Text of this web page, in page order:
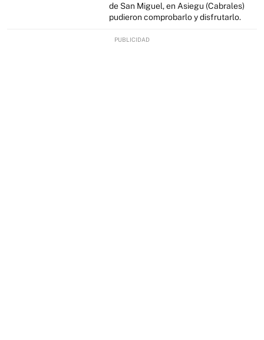
de San Miguel, en Asiegu (Cabrales)
pudieron comprobarlo y disfrutarlo.